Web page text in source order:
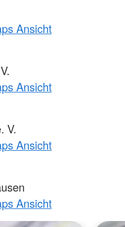
Ansicht
Ansicht
V.
Ansicht
Ansicht